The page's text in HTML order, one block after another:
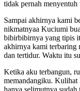
tidak pernah menyentuh
Sampai akhirnya kami
nikmatnyaa Kuciumi
bibirbibirnya yang tipis
akhirnya kami terbaring
dan tertidur. Waktu itu
Ketika aku terbangun,
memandangiku. Kulihat
hanya selimutnya